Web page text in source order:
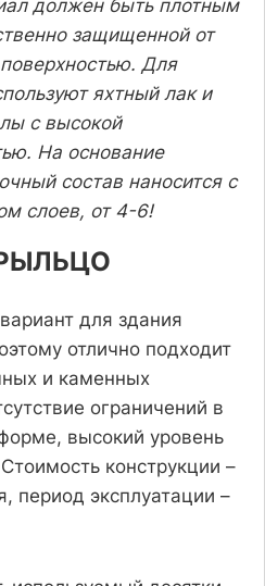
должен быть плотным
защищенной от
Для
яхтный лак и
с высокой
На основание
состав наносится с
слоев, от 4-6!
для здания
отлично подходит
и каменных
ограничений в
высокий уровень
конструкции –
период эксплуатации –